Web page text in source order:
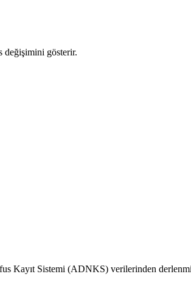
değişimini gösterir.
Kayıt Sistemi (ADNKS) verilerinden